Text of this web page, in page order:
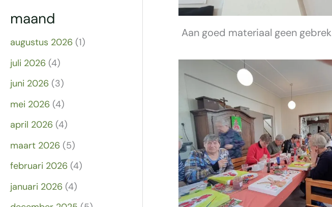
maand
augustus 2026 (1)
juli 2026 (4)
juni 2026 (3)
mei 2026 (4)
april 2026 (4)
maart 2026 (5)
februari 2026 (4)
januari 2026 (4)
Aan goed materiaal geen gebrek